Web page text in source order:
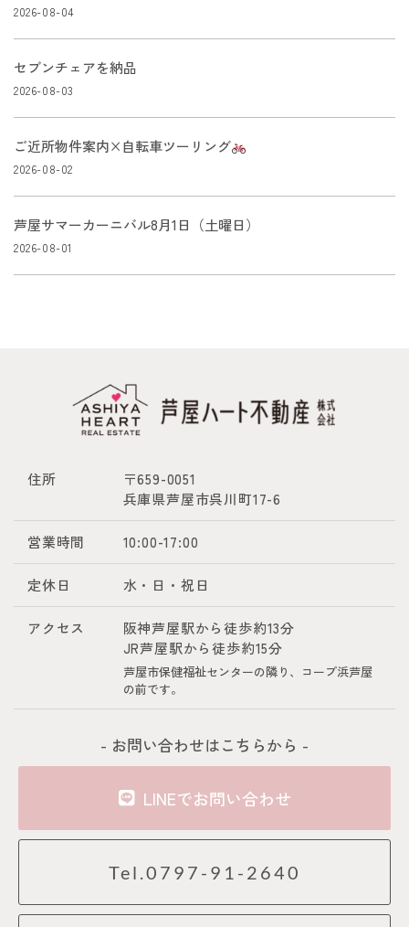
2026-08-04
セブンチェアを納品
2026-08-03
ご近所物件案内×自転車ツーリング
2026-08-02
芦屋サマーカーニバル8月1日（土曜日）
2026-08-01
住所
〒659-0051
兵庫県芦屋市呉川町17-6
営業時間 10:00-17:00
定休日 水・日・祝日
アクセス
阪神芦屋駅から徒歩約13分
JR芦屋駅から徒歩約15分
芦屋市保健福祉センターの隣り、コープ浜芦屋
の前です。
- お問い合わせはこちらから -
LINEでお問い合わせ
Tel.0797-91-2640